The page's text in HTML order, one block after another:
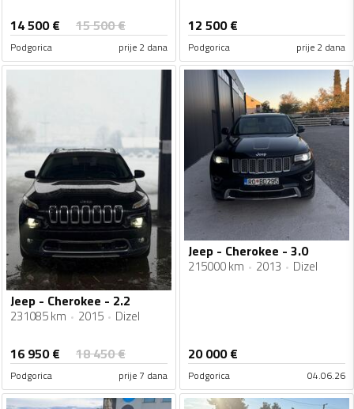
14 500€ 15 500€
Podgorica prije 2 dana
12 500€
Podgorica prije 2 dana
Jeep - Cherokee - 2.2
231085 km 2015 Dizel
16 950€ 18 450€
Podgorica prije 7 dana
Jeep - Cherokee - 3.0
215000 km 2013 Dizel
20 000€
Podgorica 04.06.26